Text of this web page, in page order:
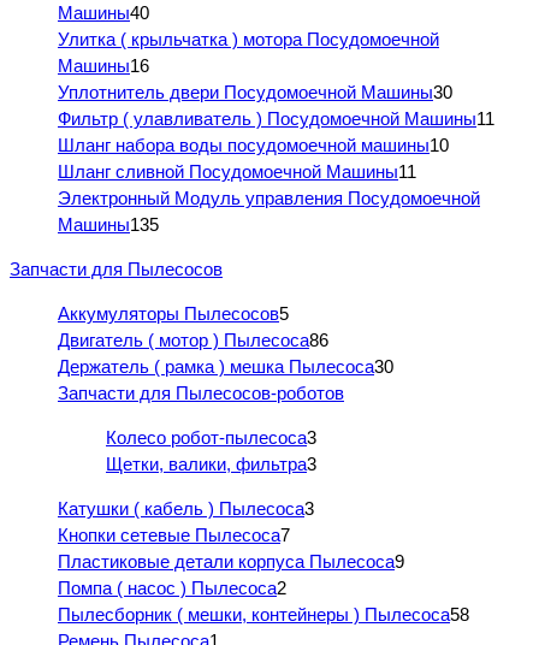
Машины40
Улитка ( крыльчатка ) мотора Посудомоечной
Машины16
Уплотнитель двери Посудомоечной Машины30
Фильтр ( улавливатель ) Посудомоечной Машины11
Шланг набора воды посудомоечной машины10
Шланг сливной Посудомоечной Машины11
Электронный Модуль управления Посудомоечной
Машины135
Запчасти для Пылесосов
Аккумуляторы Пылесосов5
Двигатель ( мотор ) Пылесоса86
Держатель ( рамка ) мешка Пылесоса30
Запчасти для Пылесосов-роботов
Колесо робот-пылесоса3
Щетки, валики, фильтра3
Катушки ( кабель ) Пылесоса3
Кнопки сетевые Пылесоса7
Пластиковые детали корпуса Пылесоса9
Помпа ( насос ) Пылесоса2
Пылесборник ( мешки, контейнеры ) Пылесоса58